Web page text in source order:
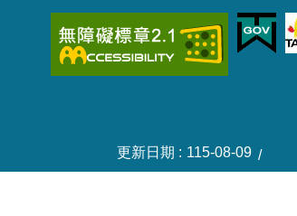
更新日期 115-08-09